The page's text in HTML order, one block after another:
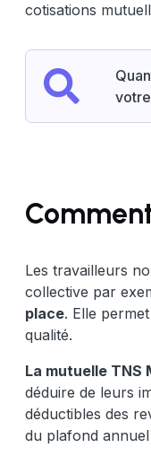
cotisations
Les travailleurs
collective par
place. Elle
qualité.
La mutuelle TNS
déduire de leurs
déductibles des
du plafond